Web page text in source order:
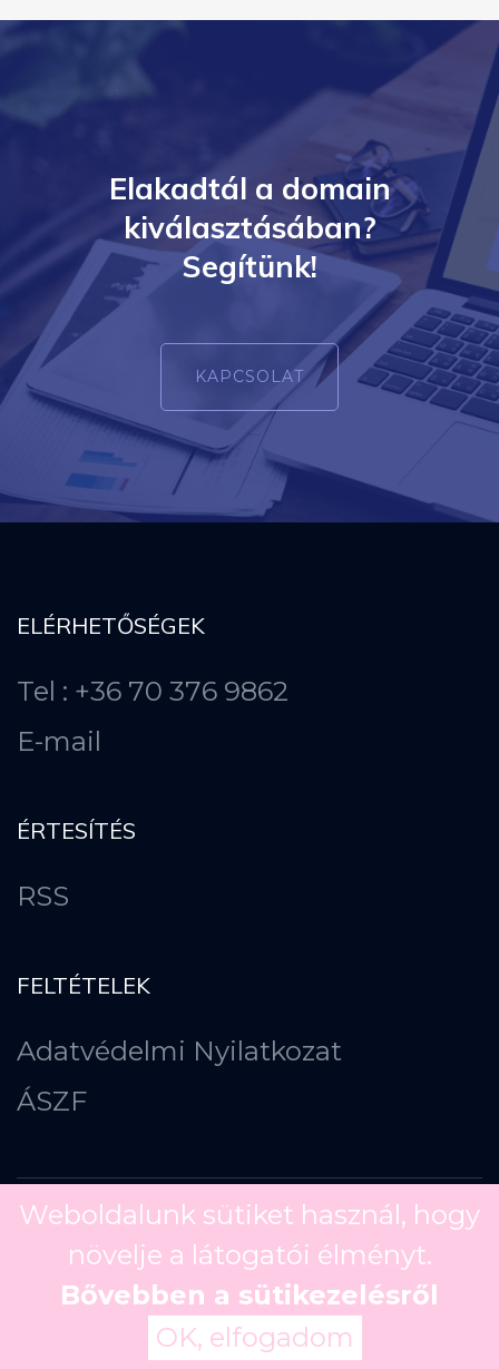
Elakadtál a domain
kiválasztásában?
Segítünk!
KAPCSOLAT
ELÉRHETŐSÉGEK
Tel : +36 70 376 9862
E-mail
ÉRTESÍTÉS
RSS
FELTÉTELEK
Adatvédelmi Nyilatkozat
ÁSZF
Copyright © 2026
Weboldalunk sütiket használ, hogy
növelje a látogatói élményt.
Bővebben a sütikezelésről
OK, elfogadom